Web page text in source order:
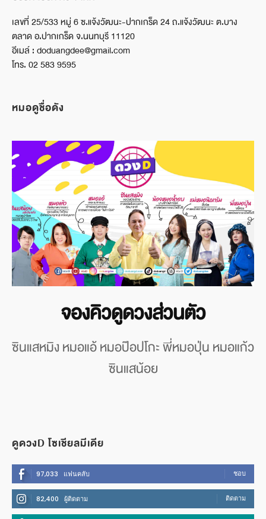
เลขที่ 25/533 หมู่ 6 ซ.แจ้งวัฒนะ-ปากเกร็ด 24 ถ.แจ้งวัฒนะ ต.บาง
ตลาด อ.ปากเกร็ด จ.นนทบุรี 11120
อีเมล์ : doduangdee@gmail.com
โทร. 02 583 9595
หมอดูชื่อดัง
จองคิวดูดวงส่วนตัว
ซินแสหมิง หมอแอ้ หมอป๊อปโกะ พี่หมอปุ่น หมอแก้ว
ซินแสน้อย
ดูดวงD โซเชียลมีเดีย
97,033 แฟนคลับ ชอบ
82,400 ผู้ติดตาม ติดตาม